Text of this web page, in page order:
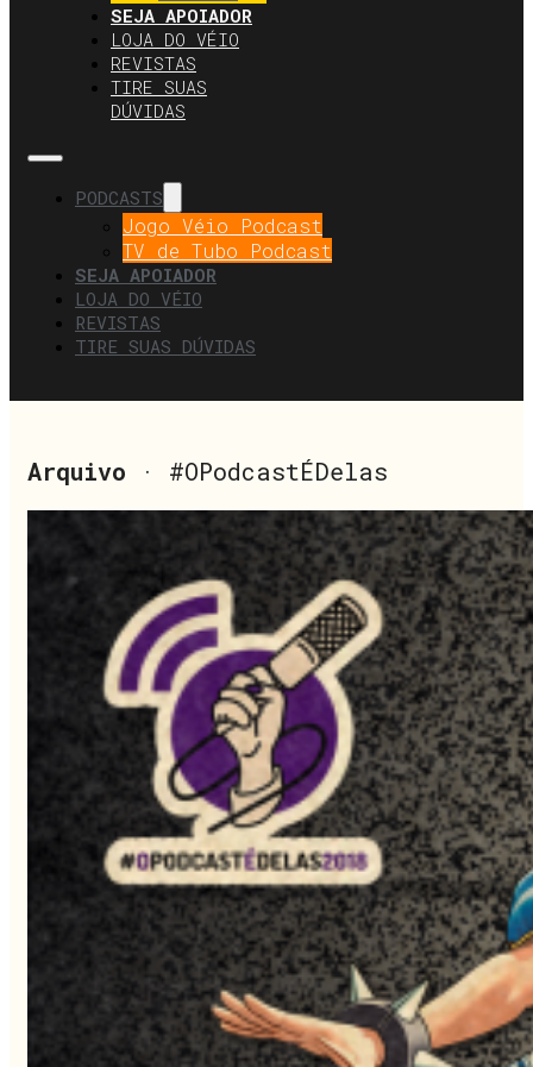
SEJA APOIADOR
LOJA DO VÉIO
REVISTAS
TIRE SUAS
DÚVIDAS
PODCASTS
Jogo Véio Podcast
TV de Tubo Podcast
SEJA APOIADOR
LOJA DO VÉIO
REVISTAS
TIRE SUAS DÚVIDAS
Arquivo · #OPodcastÉDelas